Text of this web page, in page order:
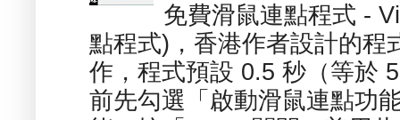
免費滑鼠連點程式 -
點程式)，香港作者設計的程
作，程式預設 0.5 秒（等於
前先勾選「啟動滑鼠連點功